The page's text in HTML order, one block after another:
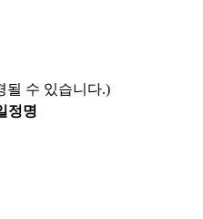
될 수 있습니다.)
정명